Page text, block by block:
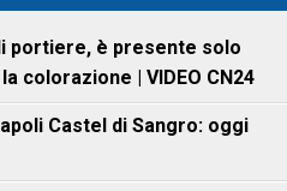
portiere, è presente solo
colorazione | VIDEO CN24
Castel di Sangro: oggi